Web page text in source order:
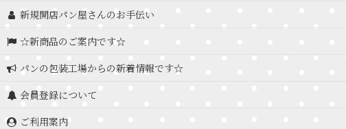
新規開店パン屋さんのお手伝い
☆新商品のご案内です☆
パンの包装工場からの新着情報です☆
会員登録について
ご利用案内